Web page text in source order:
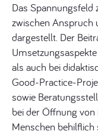
Das Spannungsfeld
zwischen Anspruch
dargestellt. Der
als auch bei
Good-Practice-
sowie
bei der Öffnung
Menschen behilflich